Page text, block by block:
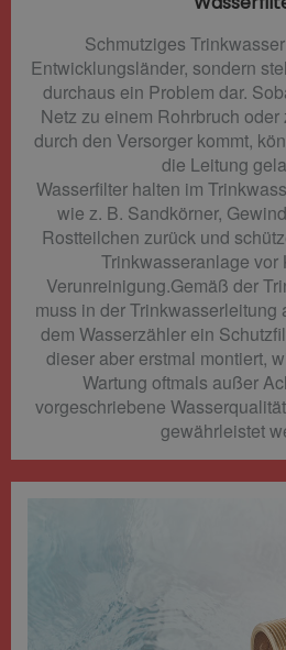
Schmutziges
Entwicklungsländer, sondern
durchaus ein Problem dar.
Netz zu einem Rohrbruch
durch den Versorger kommt,
die Leitung
Wasserfilter halten im
wie z. B. Sandkörner,
Rostteilchen zurück und
Trinkwasseranlage vor
Verunreinigung.Gemäß der
muss in der
dem Wasserzähler ein
dieser aber erstmal montiert,
Wartung oftmals außer
vorgeschriebene
gewährleistet